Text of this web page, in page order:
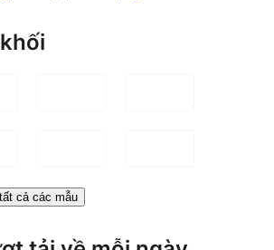
cả các mẫu